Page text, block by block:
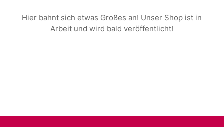
Hier bahnt sich etwas Großes an! Unser Shop ist in
Arbeit und wird bald veröffentlicht!